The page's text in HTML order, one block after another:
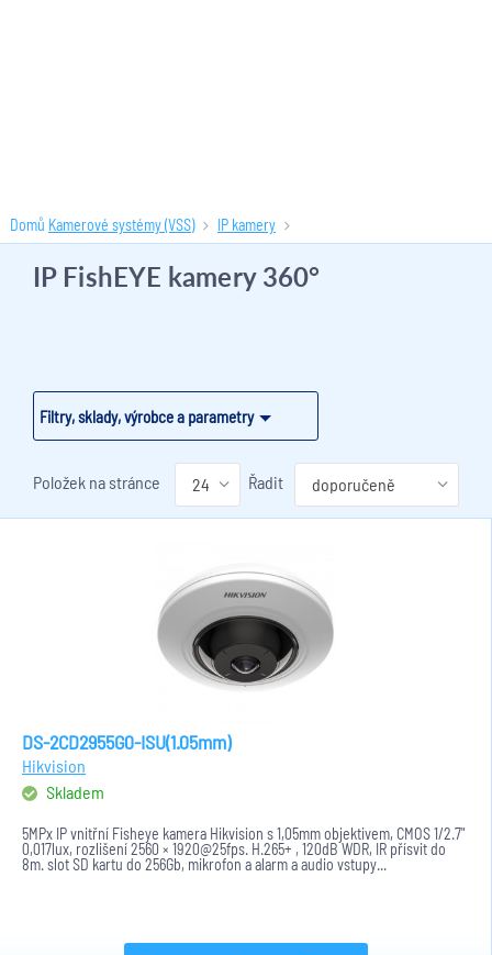
Domů Kamerové systémy (VSS) IP kamery
FishEYE kamery 360° (8 produktů)
Filtry, sklady, výrobce a parametry
IP FishEYE kamery 360°
Položek na stránce Řadit
DS-2CD2955G0-ISU(1.05mm)
Hikvision
Skladem
5MPx IP vnitřní Fisheye kamera Hikvision s 1,05mm objektivem, CMOS 1/2.7"
0,017lux, rozlišení 2560 × 1920@25fps. H.265+ , 120dB WDR, IR přísvit do
8m. slot SD kartu do 256Gb, mikrofon a alarm a audio vstupy...